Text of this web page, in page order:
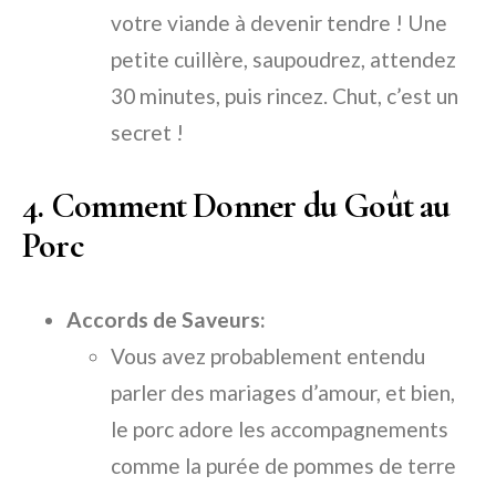
votre viande à devenir tendre ! Une
petite cuillère, saupoudrez, attendez
30 minutes, puis rincez. Chut, c’est un
secret !
4. Comment Donner du Goût au
Porc
Accords de Saveurs:
Vous avez probablement entendu
parler des mariages d’amour, et bien,
le porc adore les accompagnements
comme la purée de pommes de terre